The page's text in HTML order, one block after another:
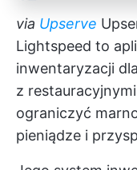
via Upserve
Lightspeed to
inwentaryzacji
z
ograniczyć
pieniądze i